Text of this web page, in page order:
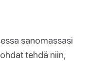
sanomassasi
tehdä niin,